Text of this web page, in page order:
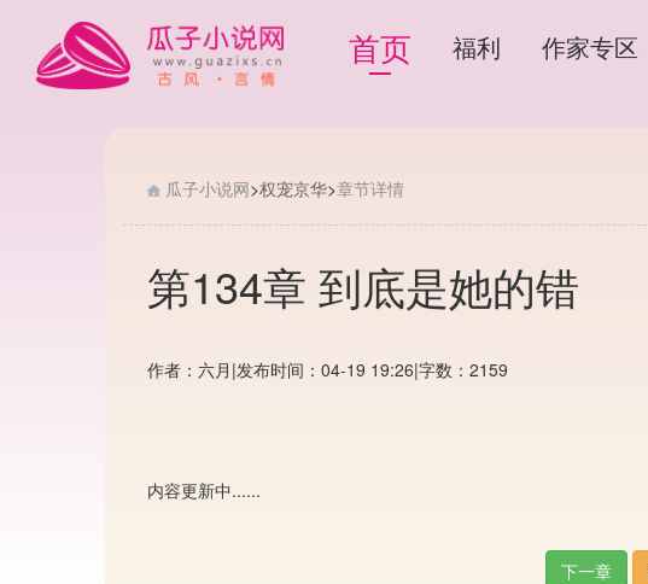
首页 福利 作家专区
瓜子小说网>权宠京华>章节详情
第134章 到底是她的错
作者：六月 |发布时间：04-19 19:26|字数：2159
内容更新中......
下一章